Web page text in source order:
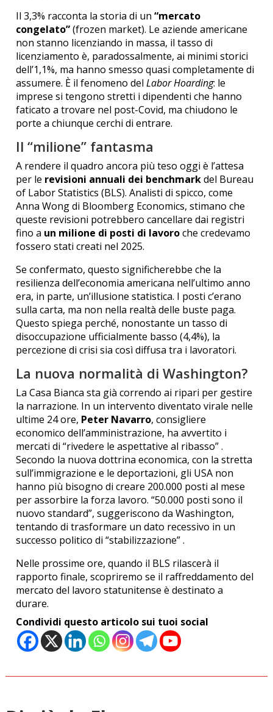
Il 3,3% racconta la storia di un“mercato
congelato”(frozen market). Le aziende americane
non stanno licenziando in massa, il tasso di
licenziamento è, paradossalmente, ai minimi storici
dell’1,1%, ma hanno smesso quasi completamente di
assumere. È il fenomeno delLabor Hoarding: le
imprese si tengono stretti i dipendenti che hanno
faticato a trovare nel post-Covid, ma chiudono le
porte a chiunque cerchi di entrare.
Il “milione” fantasma
A rendere il quadro ancora più teso oggi è l’attesa
per le revisioni annuali dei benchmarkdel Bureau
of Labor Statistics (BLS). Analisti di spicco, come
Anna Wong di Bloomberg Economics, stimano che
queste revisioni potrebbero cancellare dai registri
fino a un milione di posti di lavoroche credevamo
fossero stati creati nel 2025.
Se confermato, questo significherebbe che la
resilienza dell’economia americana nell’ultimo anno
era, in parte, un’illusione statistica. I posti c’erano
sulla carta, ma non nella realtà delle buste paga.
Questo spiega perché, nonostante un tasso di
disoccupazione ufficialmente basso (4,4%), la
percezione di crisi sia così diffusa tra i lavoratori.
La nuova normalità di Washington?
La Casa Bianca sta già correndo ai ripari per gestire
la narrazione. In un intervento diventato virale nelle
ultime 24 ore, Peter Navarro, consigliere
economico dell’amministrazione, ha avvertito i
mercati di “rivedere le aspettative al ribasso” .
Secondo la nuova dottrina economica, con la stretta
sull’immigrazione e le deportazioni, gli USA non
hanno più bisogno di creare 200.000 posti al mese
per assorbire la forza lavoro. “50.000 posti sono il
nuovo standard”, suggeriscono da Washington,
tentando di trasformare un dato recessivo in un
successo politico di “stabilizzazione” .
Nelle prossime ore, quando il BLS rilascerà il
rapporto finale, scopriremo se il raffreddamento del
mercato del lavoro statunitense è destinato a
durare.
Condividi questo articolo sui tuoi social